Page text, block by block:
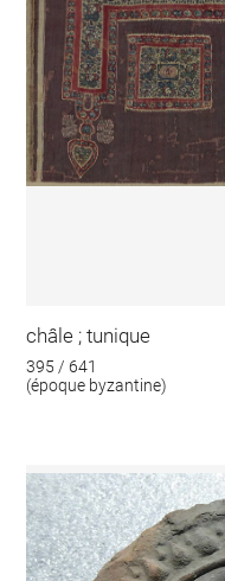
châle ; tunique
395 / 641
(époque byzantine)